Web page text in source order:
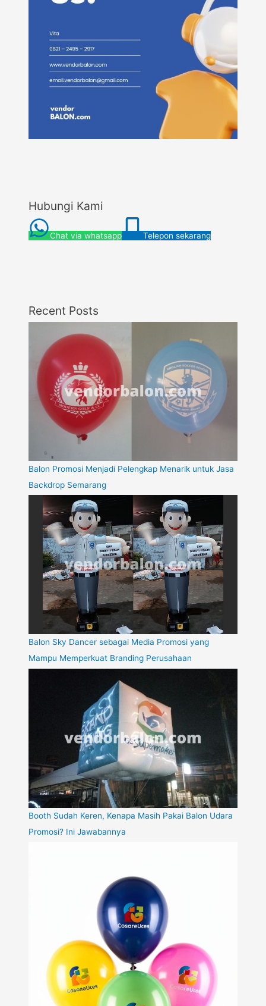
Hubungi Kami
Chat via whatsapp Telepon sekarang
Recent Posts
Balon Promosi Menjadi Pelengkap Menarik untuk Jasa
Backdrop Semarang
Balon Sky Dancer sebagai Media Promosi yang
Mampu Memperkuat Branding Perusahaan
Booth Sudah Keren, Kenapa Masih Pakai Balon Udara
Promosi? Ini Jawabannya